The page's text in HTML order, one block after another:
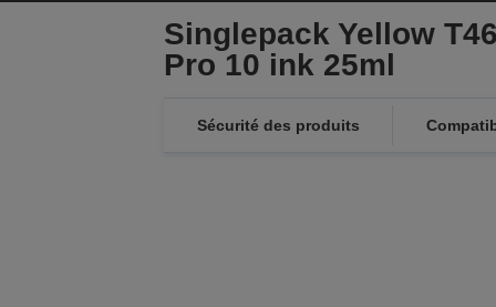
Singlepack Yellow
Pro 10 ink 25ml
Sécurité des produits